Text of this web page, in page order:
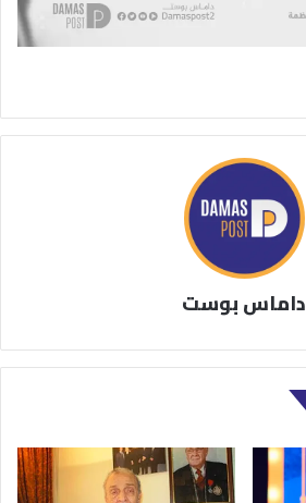
داماس بوست